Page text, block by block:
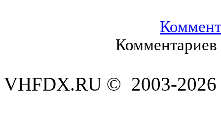
Комментариев
VHFDX.RU © 2003-2026